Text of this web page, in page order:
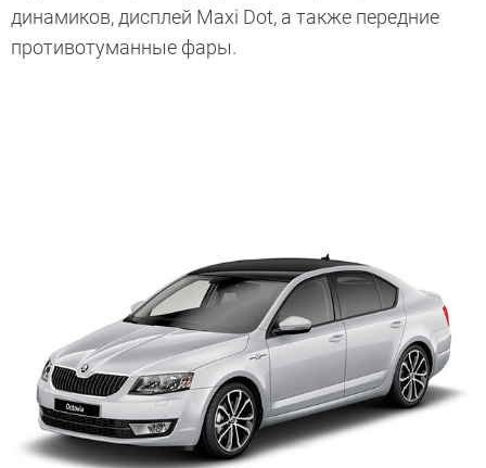
динамиков, ­дисплей Maxi Dot, а также передние
противотуманные фары.